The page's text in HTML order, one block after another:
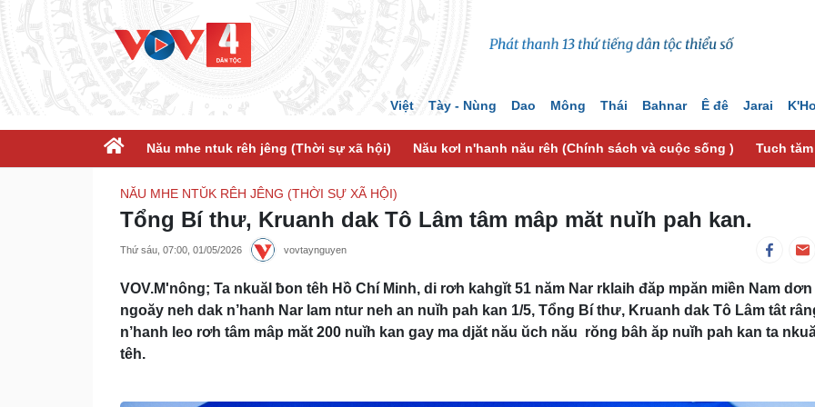
Việt Tày - Nùng Dao Mông Thái Bahnar Ê đê Jarai K'Ho
Nău mhe ntuk rêh jêng (Thời sự xã hội) Nău kơl n'hanh nău rêh (Chính sách và cuộc sống ) Tuch
NĂU MHE NTŬK RÊH JÊNG (THỜI SỰ XÃ HỘI)
Tổng Bí thư, Kruanh dak Tô Lâm tâm mâp măt nuĭh pah kan.
Thứ sáu, 07:00, 01/05/2026 vovtaynguyen
VOV.M'nông; Ta nkuăl ƀon têh Hồ Chí Minh, di rơh kahgĭt 51 năm Nar rklaih đăp mpăn miền Nam dơn
ngoăy neh dak n’hanh Nar lam ntur neh an nuĭh pah kan 1/5, Tổng Bí thư, Kruanh dak Tô Lâm tât
n’hanh leo rơh tâm mâp măt 200 nuĭh kan gay ma djăt nău ŭch nău rŏng bâh ăp nuĭh pah kan ta
têh.